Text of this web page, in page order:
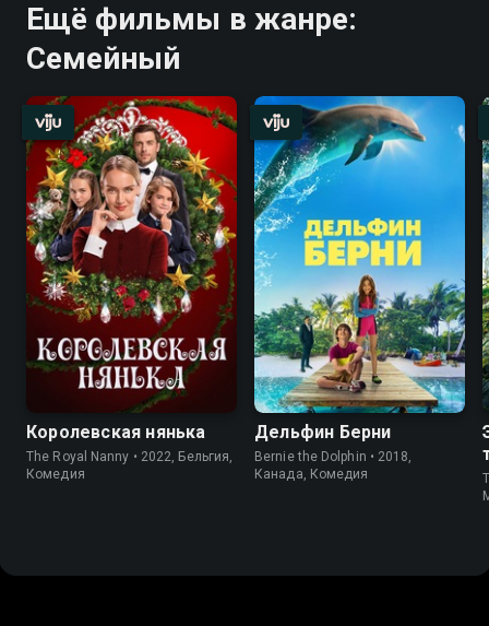
Ещё фильмы в жанре:
Семейный
Королевская нянька
The Royal Nanny • 2022, Бельгия,
Комедия
Дельфин Берни
Bernie the Dolphin • 2018,
Канада, Комедия